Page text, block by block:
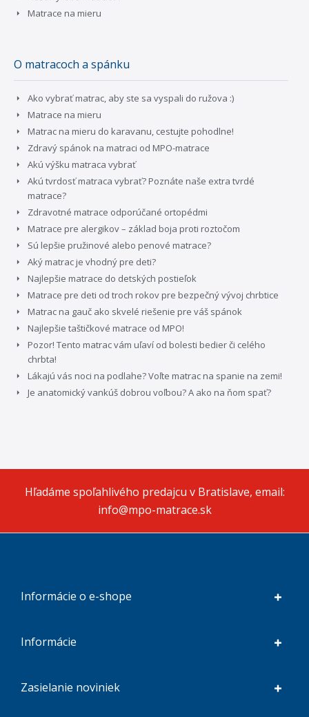
Matrace na mieru
O matracoch a spánku
Ako vybrať matrac, aby ste sa vyspali do ružova :)
Matrace na mieru
Matrac na mieru do karavanu, cestujte pohodlne!
Zdravý spánok na matraci od MPO-matrace
Akú výšku matraca vybrať
Akú tvrdosť matraca vybrať? Poznáte naše extra tvrdé
matrace?
Zdravotné matrace odporúčané ortopédmi
Matrace pre alergikov – základ boja proti roztočom
Sú lepšie pružinové alebo penové matrace?
Aký matrac je vhodný pre deti?
Najlepšie matrace do detských postieľok
Matrace pre deti od troch rokov pre bezpečný vývoj chrbtice
Matrac na gauč ako skvelé riešenie pre váš spánok
Najlepšie taštičkové matrace od MPO!
Pozor! Tento matrac vám uľaví od bolesti bedier či celého
chrbta!
Lákajú vás noci na podlahe? Voľte matrac na spanie na zemi!
Je anatomický vankúš dobrou voľbou? A ako na ňom spať?
Hľadáme spoľahlivého predajcu v Bratislave, email:
info@mpo-matrace.sk
Informácie o e-shope
Informácie
Zasielanie noviniek